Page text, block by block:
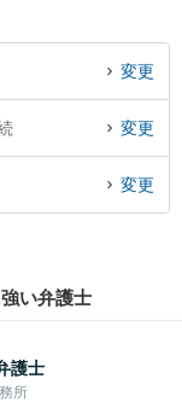
変更
変更
変更
い弁護士
護士
所